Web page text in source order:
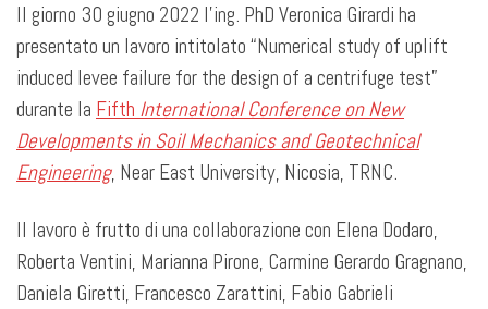
Il giorno 30 giugno 2022 l’ing. PhD Veronica Girardi ha
presentato un lavoro intitolato “Numerical study of uplift
induced levee failure for the design of a centrifuge test”
durante la Fifth International Conference on New
Developments in Soil Mechanics and Geotechnical
Engineering, Near East University, Nicosia, TRNC.
Il lavoro è frutto di una collaborazione con Elena Dodaro,
Roberta Ventini, Marianna Pirone, Carmine Gerardo Gragnano,
Daniela Giretti, Francesco Zarattini, Fabio Gabrieli